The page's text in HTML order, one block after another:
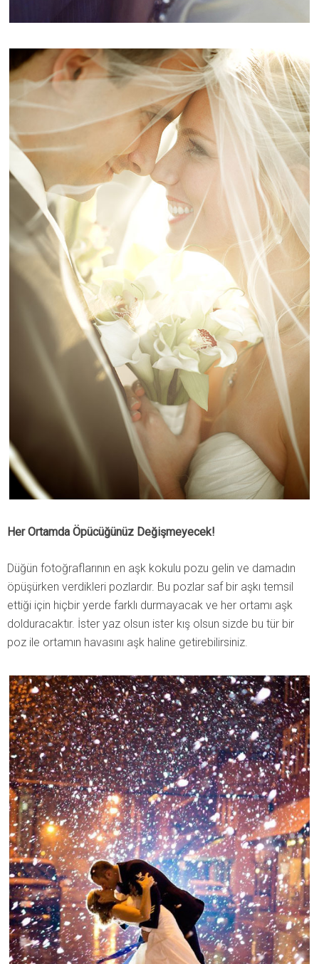
Her Ortamda Öpücüğünüz Değişmeyecek!
Düğün fotoğraflarının en aşk kokulu pozu gelin ve damadın
öpüşürken verdikleri pozlardır. Bu pozlar saf bir aşkı temsil
ettiği için hiçbir yerde farklı durmayacak ve her ortamı aşk
dolduracaktır. İster yaz olsun ister kış olsun sizde bu tür bir
poz ile ortamın havasını aşk haline getirebilirsiniz.